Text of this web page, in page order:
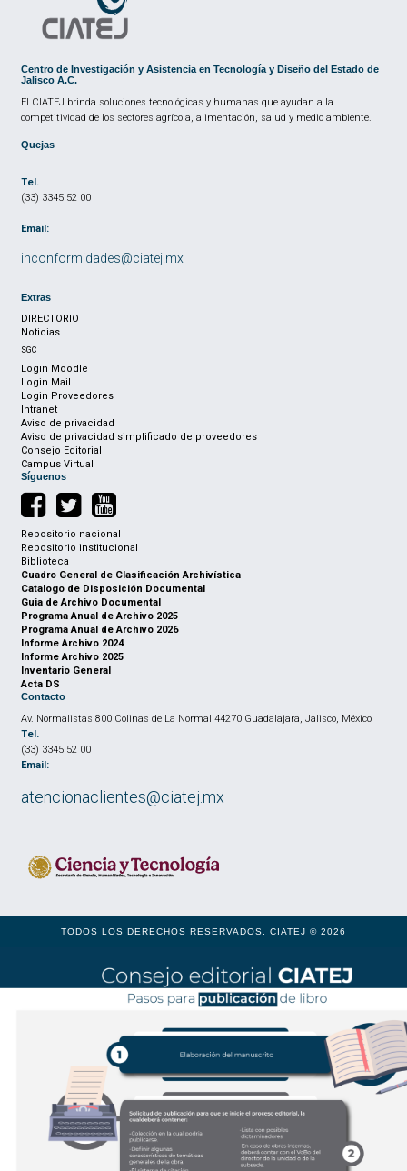
Centro de Investigación y Asistencia en Tecnología y Diseño del Estado de
Jalisco A.C.
El CIATEJ brinda soluciones tecnológicas y humanas que ayudan a la
competitividad de los sectores agrícola, alimentación, salud y medio ambiente.
Quejas
Tel.
(33) 3345 52 00
Email:
inconformidades@ciatej.mx
Extras
DIRECTORIO
Noticias
SGC
Login Moodle
Login Mail
Login Proveedores
Intranet
Aviso de privacidad
Aviso de privacidad simplificado de proveedores
Consejo Editorial
Campus Virtual
Síguenos
Repositorio nacional
Repositorio institucional
Biblioteca
Cuadro General de Clasificación Archivística
Catalogo de Disposición Documental
Guia de Archivo Documental
Programa Anual de Archivo 2025
Programa Anual de Archivo 2026
Informe Archivo 2024
Informe Archivo 2025
Inventario General
Acta DS
Contacto
Av. Normalistas 800 Colinas de La Normal 44270 Guadalajara, Jalisco, México
Tel.
(33) 3345 52 00
Email:
atencionaclientes@ciatej.mx
TODOS LOS DERECHOS RESERVADOS. CIATEJ © 2026